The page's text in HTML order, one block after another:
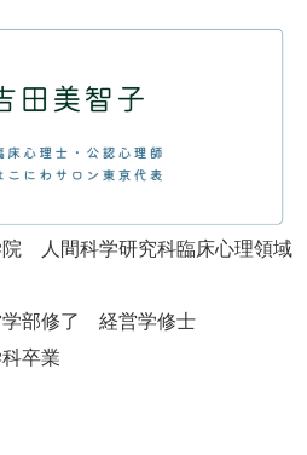
人間科学研究科臨床心理領域
学部修了 経営学修士
卒業